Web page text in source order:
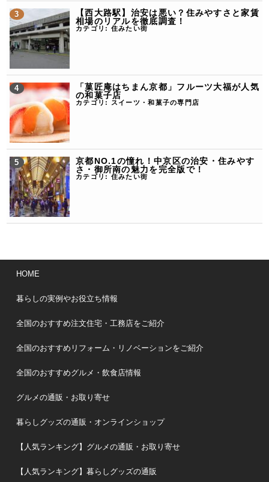
【西大路駅】治安は悪い？住みやすさと家賃
相場のリアルを徹底調査！
カテゴリ: 住みたい街
「菓匠庵はちまん京都」フルーツ大福が人気
の和菓子店
カテゴリ: スイーツ・和菓子の専門店
京都NO.1の憧れ！中京区の治安・住みやす
さ・御所南の魅力を完全版で！
カテゴリ: 住みたい街
HOME
暮らしの実例やお役立ち情報
全国のおすすめ注文住宅・工務店をご紹介
全国のおすすめリフォーム・リノベーションをご紹介
全国のおすすめグルメ・飲食店情報
グルメの通販・お取り寄せ
暮らしグッズの通販・オンラインショップ
【人気ランキング】グルメの通販・お取り寄せ
【人気ランキング】暮らしグッズの通販